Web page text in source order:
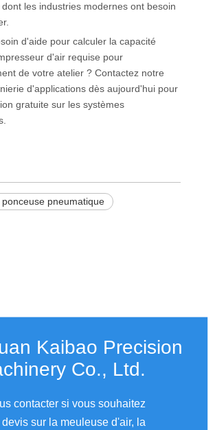
les industries modernes ont besoin
d'aide pour calculer la capacité
d'air requise pour
de votre atelier ? Contactez notre
d'applications dès aujourd'hui pour
gratuite sur les systèmes
pneumatique
Kaibao Precision
Co., Ltd.​​​​​​​
contacter si vous souhaitez
sur la meuleuse d'air, la